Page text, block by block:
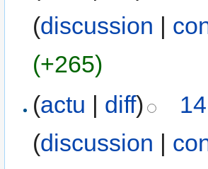
(discussion |
(+265)
(actu | diff)
(discussion |